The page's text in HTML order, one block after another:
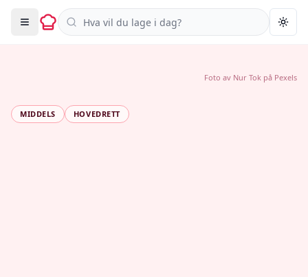
Søk i oppskrifter
MIDDELS HOVEDRETT
Foto av Nur Tok på Pexels